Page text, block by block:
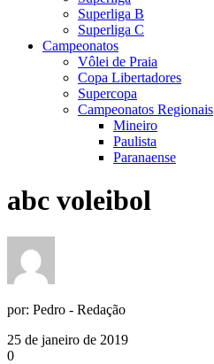
Superliga B
Superliga C
Campeonatos
Vôlei de Praia
Copa Libertadores
Supercopa
Campeonatos Regionais
Mineiro
Paulista
Paranaense
abc voleibol
por: Pedro - Redação
25 de janeiro de 2019
0